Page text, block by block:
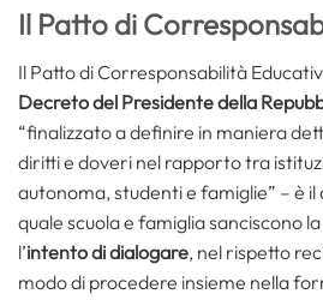
Il Patto di
Il Patto di Corresponsabilità
Decreto del Presidente della
“finalizzato a definire in maniera
diritti e doveri nel rapporto tra
autonoma, studenti e famiglie” – è
quale scuola e famiglia sanciscono
l’intento di dialogare, nel rispetto
modo di procedere insieme nella